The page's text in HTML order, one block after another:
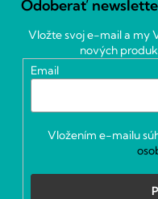
Odoberať
Vložte svoj e-mail a my
nových
Email
Vložením e-mailu